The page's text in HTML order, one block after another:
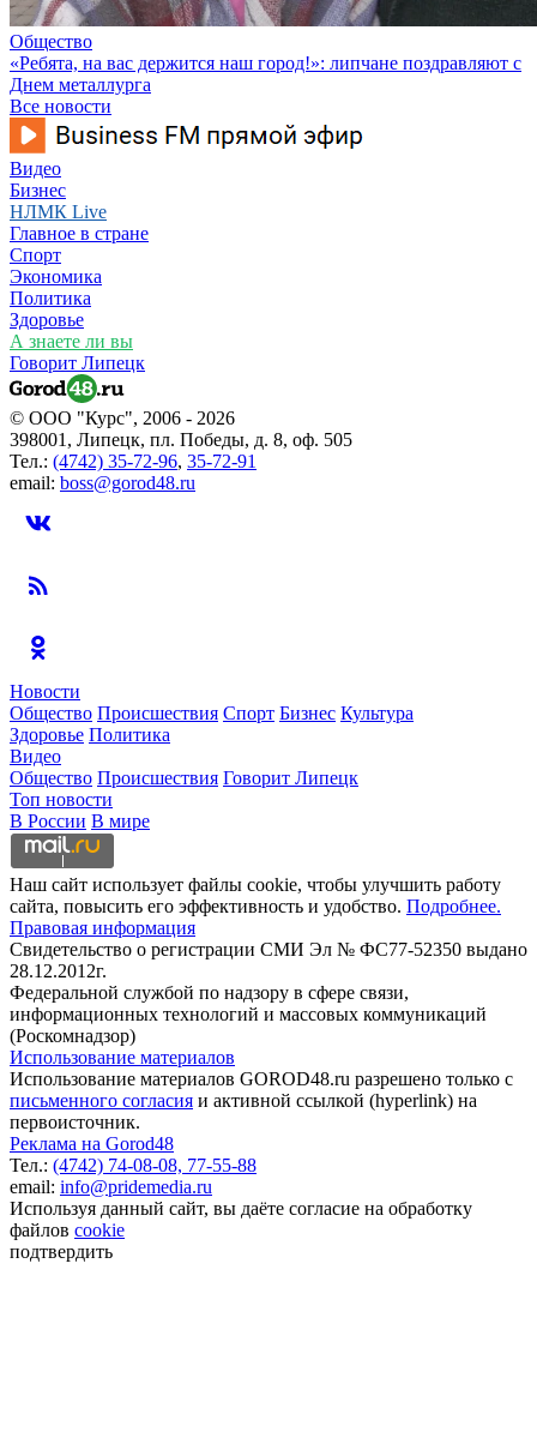
Общество
«Ребята, на вас держится наш город!»: липчане поздравляют с
Днем металлурга
Все новости
Видео
Бизнес
НЛМК Live
Главное в стране
Спорт
Экономика
Политика
Здоровье
А знаете ли вы
Говорит Липецк
© ООО "Курс", 2006 - 2026
398001, Липецк, пл. Победы, д. 8, оф. 505
Тел.: (4742) 35-72-96, 35-72-91
email: boss@gorod48.ru
Новости
Общество Происшествия Спорт Бизнес Культура
Здоровье Политика
Видео
Общество Происшествия Говорит Липецк
Топ новости
В России В мире
Наш сайт использует файлы cookie, чтобы улучшить работу
сайта, повысить его эффективность и удобство. Подробнее.
Правовая информация
Свидетельство о регистрации СМИ Эл № ФС77-52350 выдано
28.12.2012г.
Федеральной службой по надзору в сфере связи,
информационных технологий и массовых коммуникаций
(Роскомнадзор)
Использование материалов
Использование материалов GOROD48.ru разрешено только с
письменного согласия и активной ссылкой (hyperlink) на
первоисточник.
Реклама на Gorod48
Тел.: (4742) 74-08-08, 77-55-88
email: info@pridemedia.ru
Используя данный сайт, вы даёте согласие на обработку
файлов cookie
подтвердить